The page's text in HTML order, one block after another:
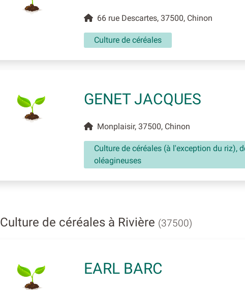
66 rue Descartes, 37500, Chinon
Culture de céréales
GENET JACQUES
Monplaisir, 37500, Chinon
Culture de céréales (à l'exception du riz),
oléagineuses
Culture de céréales à Rivière (37500)
EARL BARC